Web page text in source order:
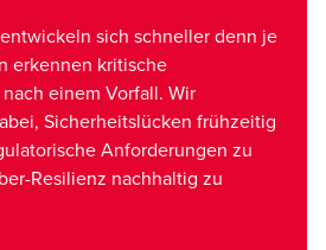
sich schneller denn je
erkennen kritische
einem Vorfall. Wir
Sicherheitslücken frühzeitig
Anforderungen zu
Resilienz nachhaltig zu